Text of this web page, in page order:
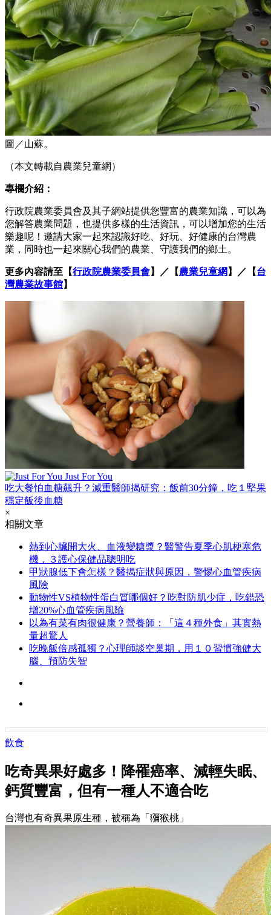
圖／山蘇。
（本文轉載自農業兒童網）
專欄介紹：
行政院農業委員會及其子網站提供您豐富的農業知識，可以為
您解答農業問題，也提供多樣的生活資訊，可以增加您的生活
樂趣呢！邀請大家一起來認識好吃、好玩、好健康的台灣農
業，同時也一起來關心我們的農業、守護我們的鄉土。
更多內容請至【行政院農業委員會】／【農業兒童網 】／【台
灣農業故事館】
Just For You
吃大餐怕血糖飆升？減重醫師揭研究：飯前30分鐘，吃１堅果
穩定飯後血糖
×
相關文章
熱到心臟開大火、血液變糖漿？醫警告夏季心肌梗塞危
機，３護心保健品聰明吃
甲狀腺低下會怎樣？醫揭症狀與原因，警惕心血管疾病
風險
動物性VS植物性蛋白質哪個好？吃對防肌少症，吃錯恐
增20%心血管疾病風險
以為有菜有肉很健康？營養師：「這４種外食」其實熱
量超驚人
吃晚飯倍感孤獨？心理師談空巢期，用１０習慣強健大
腦、預防失智
飲食
吃奇異果好處多！降罹癌率、減輕失眠、
鈣質豐富，但有一種人不適合吃
台灣也有奇異果原生種，被稱為「獼猴桃」